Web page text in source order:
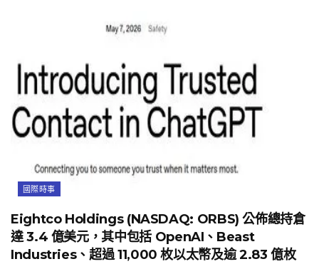
國際時事
Eightco Holdings (NASDAQ: ORBS) 公佈總持倉
達 3.4 億美元，其中包括 OpenAI、Beast
Industries、超過 11,000 枚以太幣及逾 2.83 億枚